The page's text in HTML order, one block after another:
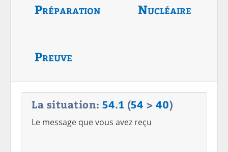
Préparation Nucléaire
Preuve
La situation: 54.1 (54 > 40)
Le message que vous avez reçu